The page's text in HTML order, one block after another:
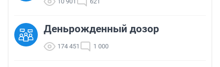
Деньрожденный дозор
174 451 1 000